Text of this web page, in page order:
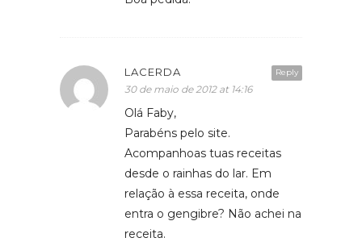
Reply
LACERDA
30 de maio de 2012 at 14:16
Olá Faby,
Parabéns pelo site.
Acompanhoas tuas receitas
desde o rainhas do lar. Em
relação à essa receita, onde
entra o gengibre? Não achei na
receita.